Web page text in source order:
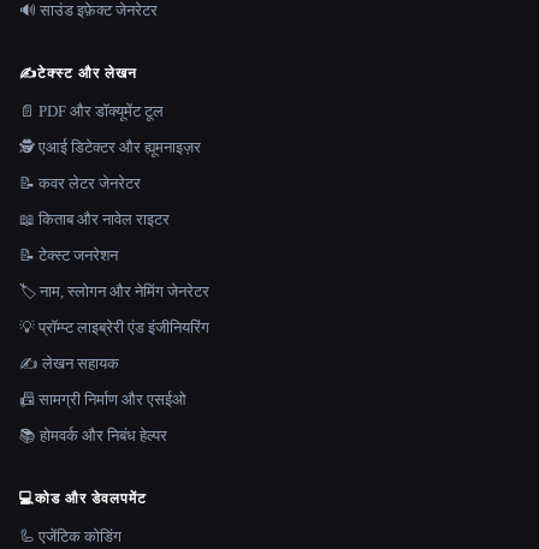
🔊 साउंड इफ़ेक्ट जेनरेटर
✍️टेक्स्ट और लेखन
📄 PDF और डॉक्यूमेंट टूल
🕵️ एआई डिटेक्टर और ह्यूमनाइज़र
📝 कवर लेटर जेनरेटर
📖 किताब और नावेल राइटर
📝 टेक्स्ट जनरेशन
🏷️ नाम, स्लोगन और नेमिंग जेनरेटर
💡 प्रॉम्प्ट लाइब्रेरी एंड इंजीनियरिंग
✍️ लेखन सहायक
📠 सामग्री निर्माण और एसईओ
📚 होमवर्क और निबंध हेल्पर
💻कोड और डेवलपमेंट
🦾 एजेंटिक कोडिंग